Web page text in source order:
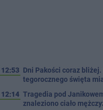
12:53 Dni Pakości coraz bliżej.
tegorocznego święta
12:14 Tragedia pod
znaleziono ciało